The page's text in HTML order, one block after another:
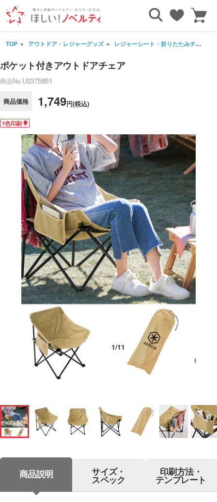
TOP アウトドア・レジャーグッズ レジャーシート・折りたたみチェア
ポケット付きアウトドアチェア
商品No.U2375851
商品価格 1,749円(税込)
1色印刷
1/11
商品説明 サイズ・
スペック
印刷方法・
テンプレート